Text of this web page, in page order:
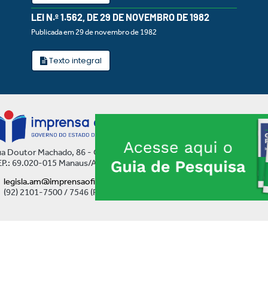
LEI N.º 1.562, DE 29 DE NOVEMBRO DE 1982
Publicada em 29 de novembro de 1982
Texto integral
Doutor Machado, 86 - Centro
69.020-015 Manaus/AM
legisla.am@imprensaoficial.am.gov.br
(92) 2101-7500 / 7546 (Ramal)